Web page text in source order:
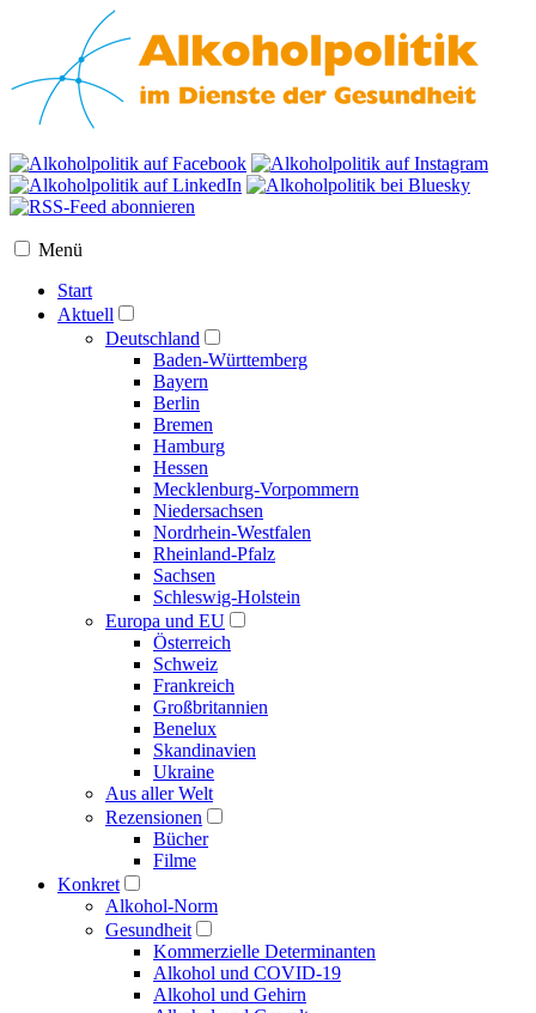
Menü
Start
Aktuell
Deutschland
Baden-Württemberg
Bayern
Berlin
Bremen
Hamburg
Hessen
Mecklenburg-Vorpommern
Niedersachsen
Nordrhein-Westfalen
Rheinland-Pfalz
Sachsen
Schleswig-Holstein
Europa und EU
Österreich
Schweiz
Frankreich
Großbritannien
Benelux
Skandinavien
Ukraine
Aus aller Welt
Rezensionen
Bücher
Filme
Konkret
Alkohol-Norm
Gesundheit
Kommerzielle Determinanten
Alkohol und COVID-19
Alkohol und Gehirn